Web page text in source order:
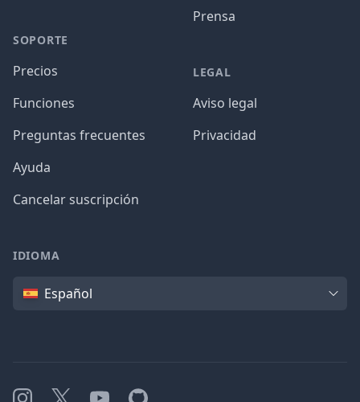
SOPORTE
Precios
Funciones
Preguntas frecuentes
Ayuda
Cancelar suscripción
Prensa
LEGAL
Aviso legal
Privacidad
IDIOMA
IdiomaEspañol
Instagram
X YouTubeGitHub